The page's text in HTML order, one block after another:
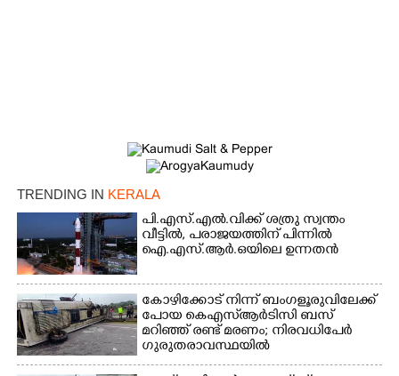
TRENDING IN KERALA
പി.എസ്.എൽ.വിക്ക് ശത്രു സ്വന്തം
വീട്ടിൽ,​ പരാജയത്തിന് പിന്നിൽ
ഐ.എസ്.ആർ.ഒയിലെ ഉന്നതൻ
കോഴിക്കോട് നിന്ന് ബംഗളൂരുവിലേക്ക്
പോയ കെഎസ്‌ആർടിസി ബസ്
മറിഞ്ഞ് രണ്ട് മരണം; നിരവധിപേർ
ഗുരുതരാവസ്ഥയിൽ